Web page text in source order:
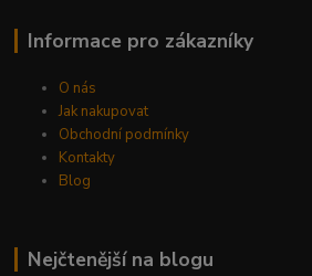
Informace pro zákazníky
O nás
Jak nakupovat
Obchodní podmínky
Kontakty
Blog
Nejčtenější na blogu